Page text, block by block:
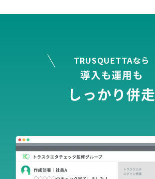
TRUSQUETTAなら
導入も運用も
しっかり併走